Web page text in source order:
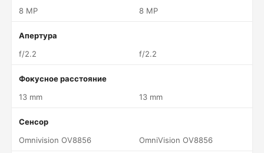
8 MP
8 MP
Апертура
f/2.2
f/2.2
Фокусное расстояние
13 mm
13 mm
Сенсор
Omnivision OV8856
OmniVision OV8856